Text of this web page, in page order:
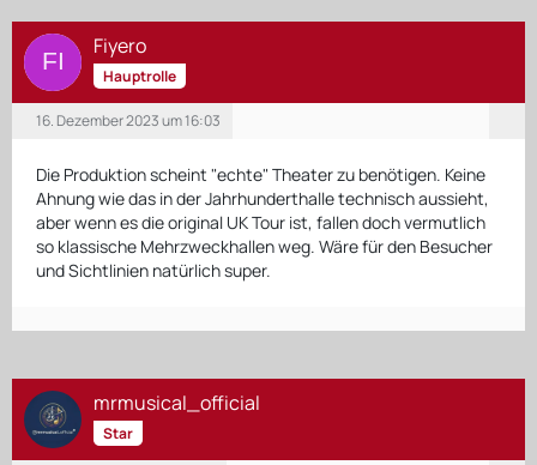
Fiyero
Hauptrolle
16. Dezember 2023 um 16:03
Die Produktion scheint "echte" Theater zu benötigen. Keine
Ahnung wie das in der Jahrhunderthalle technisch aussieht,
aber wenn es die original UK Tour ist, fallen doch vermutlich
so klassische Mehrzweckhallen weg. Wäre für den Besucher
und Sichtlinien natürlich super.
mrmusical_official
Star